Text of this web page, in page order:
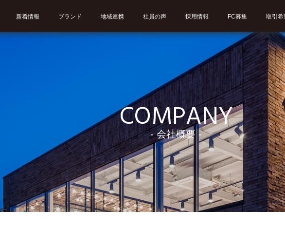
新着情報 ブランド 地域連携 社員の声 採用情報 FC募集 取引希
COMPANY
- 会社概要 -